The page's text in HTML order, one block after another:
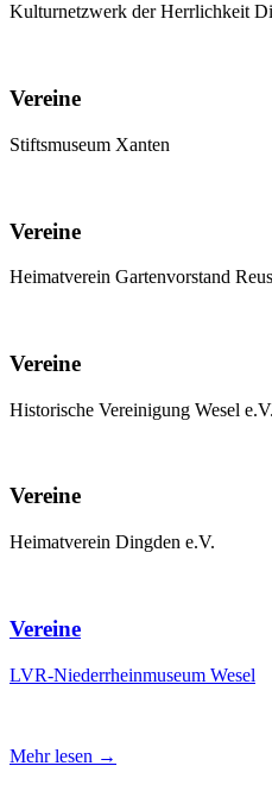
Kulturnetzwerk der Herrlichkeit
Vereine
Stiftsmuseum Xanten
Vereine
Heimatverein Gartenvorstand
Vereine
Historische Vereinigung Wesel e.V.
Vereine
Heimatverein Dingden e.V.
Vereine
LVR-Niederrheinmuseum Wesel
Mehr lesen →